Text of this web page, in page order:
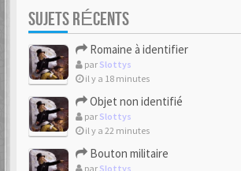
SUJETS RÉCENTS
Romaine à identifier
par Slottys
il y a 18 minutes
Objet non identifié
par Slottys
il y a 22 minutes
Bouton militaire
par Slottys